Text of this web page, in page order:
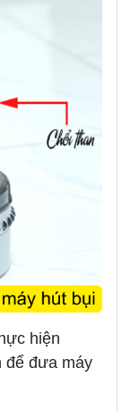
hiện
để đưa máy